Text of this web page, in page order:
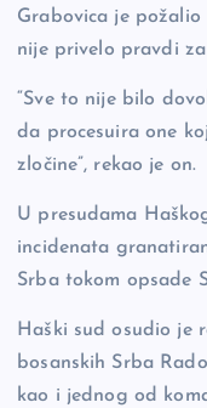
Grabovica je
nije privelo pravdi
“Sve to nije bilo
da procesuira one
zločine”, rekao je on.
U presudama
incidenata
Srba tokom opsade
Haški sud osudio je
bosanskih Srba
kao i jednog od